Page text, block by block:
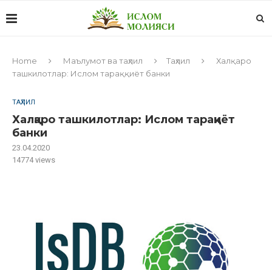
Home Маълумот ва таҳлил Таҳлил
Халқаро
ташкилотлар: Ислом тараққиёт банки
ТАҲЛИЛ
Халқаро ташкилотлар: Ислом тараққиёт
банки
23.04.2020
14774views